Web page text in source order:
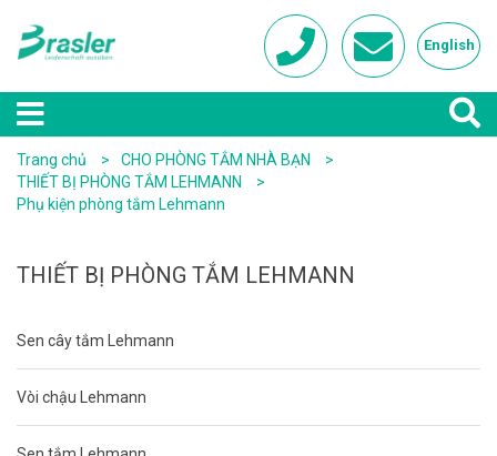
English
Trang chủ
CHO PHÒNG TẮM NHÀ BẠN
THIẾT BỊ PHÒNG TẮM LEHMANN
Phụ kiện phòng tắm Lehmann
THIẾT BỊ PHÒNG TẮM LEHMANN
Sen cây tắm Lehmann
Vòi chậu Lehmann